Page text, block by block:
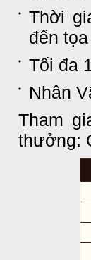
Thời
đến
Tối đa
Nhân
Tham
thưởng: